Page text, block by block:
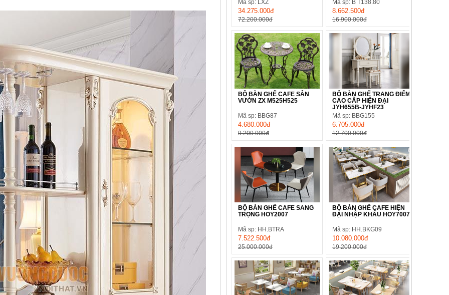
Mã sp: LXZ
34.275.000đ
72.200.000đ
Mã sp: B T138.80
8.662.500đ
16.900.000đ
BỘ BÀN GHẾ CAFE SÂN
VƯỜN ZX M525H525
Mã sp: BBG87
4.680.000đ
9.200.000đ
BỘ BÀN GHẾ TRANG ĐIỂM
CAO CẤP HIỆN ĐẠI
JYH655B-JYHF23
Mã sp: BBG155
6.705.000đ
12.700.000đ
BỘ BÀN GHẾ CAFE SANG
TRỌNG HOY2007
Mã sp: HH.BTRA
7.522.500đ
25.000.000đ
BỘ BÀN GHẾ CAFE HIỆN
ĐẠI NHẬP KHẨU HOY7007
Mã sp: HH.BKG09
10.080.000đ
19.200.000đ